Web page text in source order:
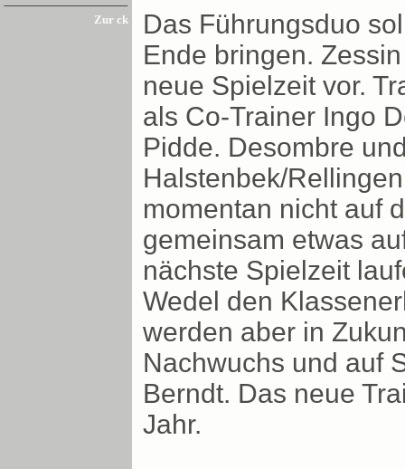
Zur ck
Das Führungsduo
Ende bringen.
neue Spielzeit vor.
als Co-Trainer Ingo
Pidde. Desombre
Halstenbek/
momentan nicht auf
gemeinsam etwas
nächste Spielzeit
Wedel den
werden aber in
Nachwuchs und auf
Berndt. Das neue
Jahr.